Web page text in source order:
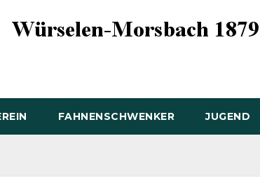
FAHNENSCHWENKER JUGEND